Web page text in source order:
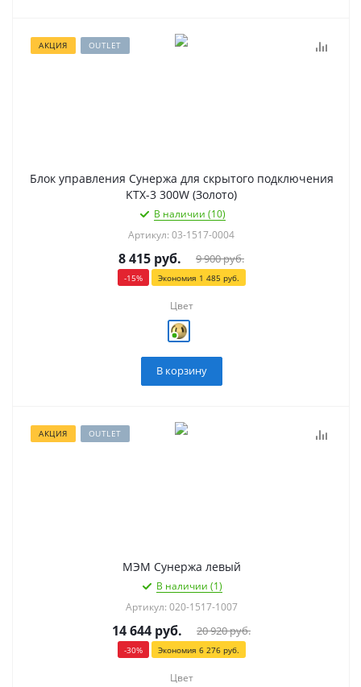
АКЦИЯ OUTLET
Блок управления Сунержа для скрытого подключения
KTX-3 300W (Золото)
В наличии (10)
Артикул: 03-1517-0004
8 415 руб. 9 900руб.
-15% Экономия 1 485 руб.
Цвет
В корзину
АКЦИЯ OUTLET
МЭМ Сунержа левый
В наличии (1)
Артикул: 020-1517-1007
14 644 руб. 20 920руб.
-30% Экономия 6 276руб.
Цвет